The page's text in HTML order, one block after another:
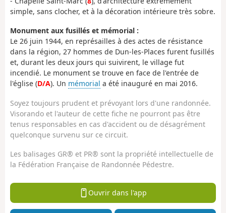
simple, sans clocher, et à la décoration intérieure très sobre.
Monument aux fusillés et mémorial :
Le 26 juin 1944, en représailles à des actes de résistance
dans la région, 27 hommes de Dun-les-Places furent fusillés
et, durant les deux jours qui suivirent, le village fut
incendié. Le monument se trouve en face de l'entrée de
l'église (D/A). Un mémorial a été inauguré en mai 2016.
Soyez toujours prudent et prévoyant lors d'une randonnée.
Visorando et l'auteur de cette fiche ne pourront pas être
tenus responsables en cas d'accident ou de désagrément
quelconque survenu sur ce circuit.
Les balisages GR® et PR® sont la propriété intellectuelle de
la Fédération Française de Randonnée Pédestre.
Ouvrir dans l'app